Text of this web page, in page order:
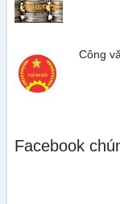
Công
Facebook